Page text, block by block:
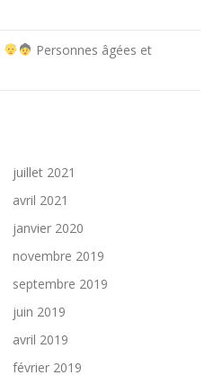
Personnes âgées et
juillet 2021
avril 2021
janvier 2020
novembre 2019
septembre 2019
juin 2019
avril 2019
février 2019